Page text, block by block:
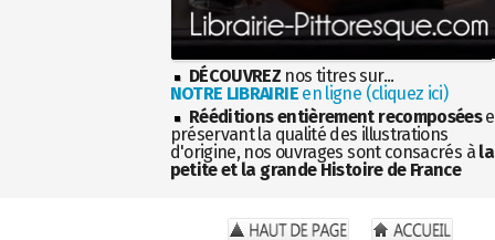
DÉCOUVREZ nos titres sur...
NOTRE LIBRAIRIEen ligne (cliquez ici)
Rééditions entièrement recomposées
préservant la qualité des illustrations
d'origine, nos ouvrages sont consacrés à la
petite et la grande Histoire de France